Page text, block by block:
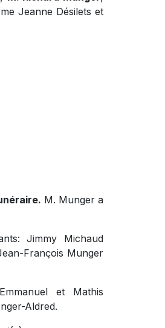
Jeanne Désilets et
M. Munger a
Jimmy Michaud
François Munger
et Mathis
Aldred.